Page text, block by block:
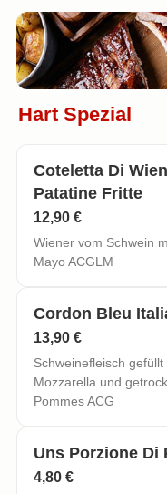
Hart Spezial
Coteletta Di
Patatine Fritte
12,90 €
Wiener vom Schwein
Mayo ACGLM
Cordon Bleu
13,90 €
Schweinefleisch gefüllt
Mozzarella und
Pommes ACG
Uns Porzione Di
4,80 €